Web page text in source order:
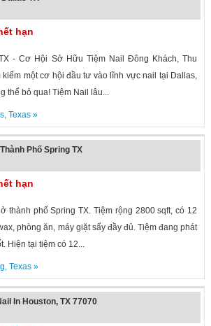
hạn
- Cơ Hội Sở Hữu Tiệm Nail Đông Khách, Thu
kiếm một cơ hội đầu tư vào lĩnh vực nail tại Dallas,
thể bỏ qua! Tiệm Nail lâu...
, Texas»
Phố Spring TX
hạn
thành phố Spring TX. Tiệm rộng 2800 sqft, có 12
phòng ăn, máy giặt sấy đầy đủ. Tiệm đang phát
Hiện tại tiệm có 12...
, Texas»
In Houston, TX 77070